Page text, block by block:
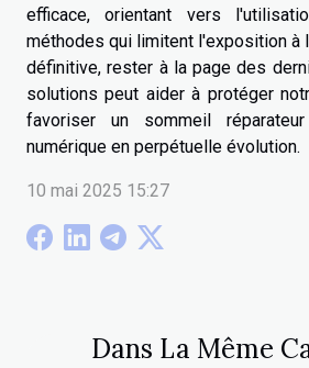
efficace, orientant vers
méthodes qui limitent l'exposition à
définitive, rester à la page des
solutions peut aider à protéger
favoriser un sommeil
numérique en perpétuelle évolution.
10 mai 2025 15:27
Dans La Même